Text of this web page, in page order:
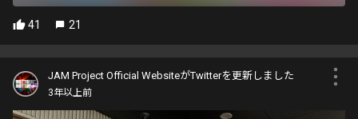
41 21
JAM Project Official WebsiteがTwitterを更新しました
3年以上前